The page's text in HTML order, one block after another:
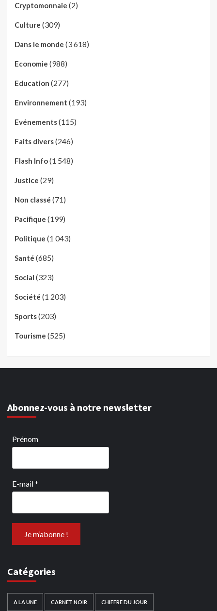
Cryptomonnaie (2)
Culture (309)
Dans le monde (3 618)
Economie (988)
Education (277)
Environnement (193)
Evénements(115)
Faits divers(246)
Flash Info(1 548)
Justice (29)
Non classé (71)
Pacifique (199)
Politique (1 043)
Santé (685)
Social (323)
Société (1 203)
Sports(203)
Tourisme (525)
Abonnez-vous à notre newsletter
Prénom
E-mail*
Catégories
A LA UNE CARNET NOIR CHIFFRE DU JOUR